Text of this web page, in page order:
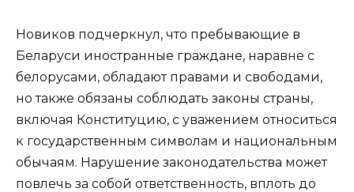
Новиков подчеркнул, что пребывающие в
Беларуси иностранные граждане, наравне с
белорусами, обладают правами и свободами,
но также обязаны соблюдать законы страны,
включая Конституцию, с уважением относиться
к государственным символам и национальным
обычаям. Нарушение законодательства может
повлечь за собой ответственность, вплоть до